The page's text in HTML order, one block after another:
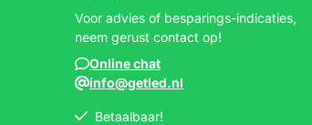
Voor advies of besparings-indicaties,
neem gerust contact op!
Online chat
info@getled.nl
Betaalbaar!